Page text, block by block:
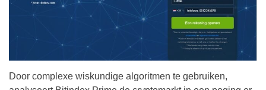
Door complexe wiskundige algoritmen te gebruiken,